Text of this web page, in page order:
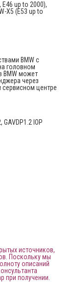
up to 2000),
X5 (E53 up to
BMW с
головном
BMW может
через
центре
IOP
источников,
Поскольку мы
описаний
при получении.